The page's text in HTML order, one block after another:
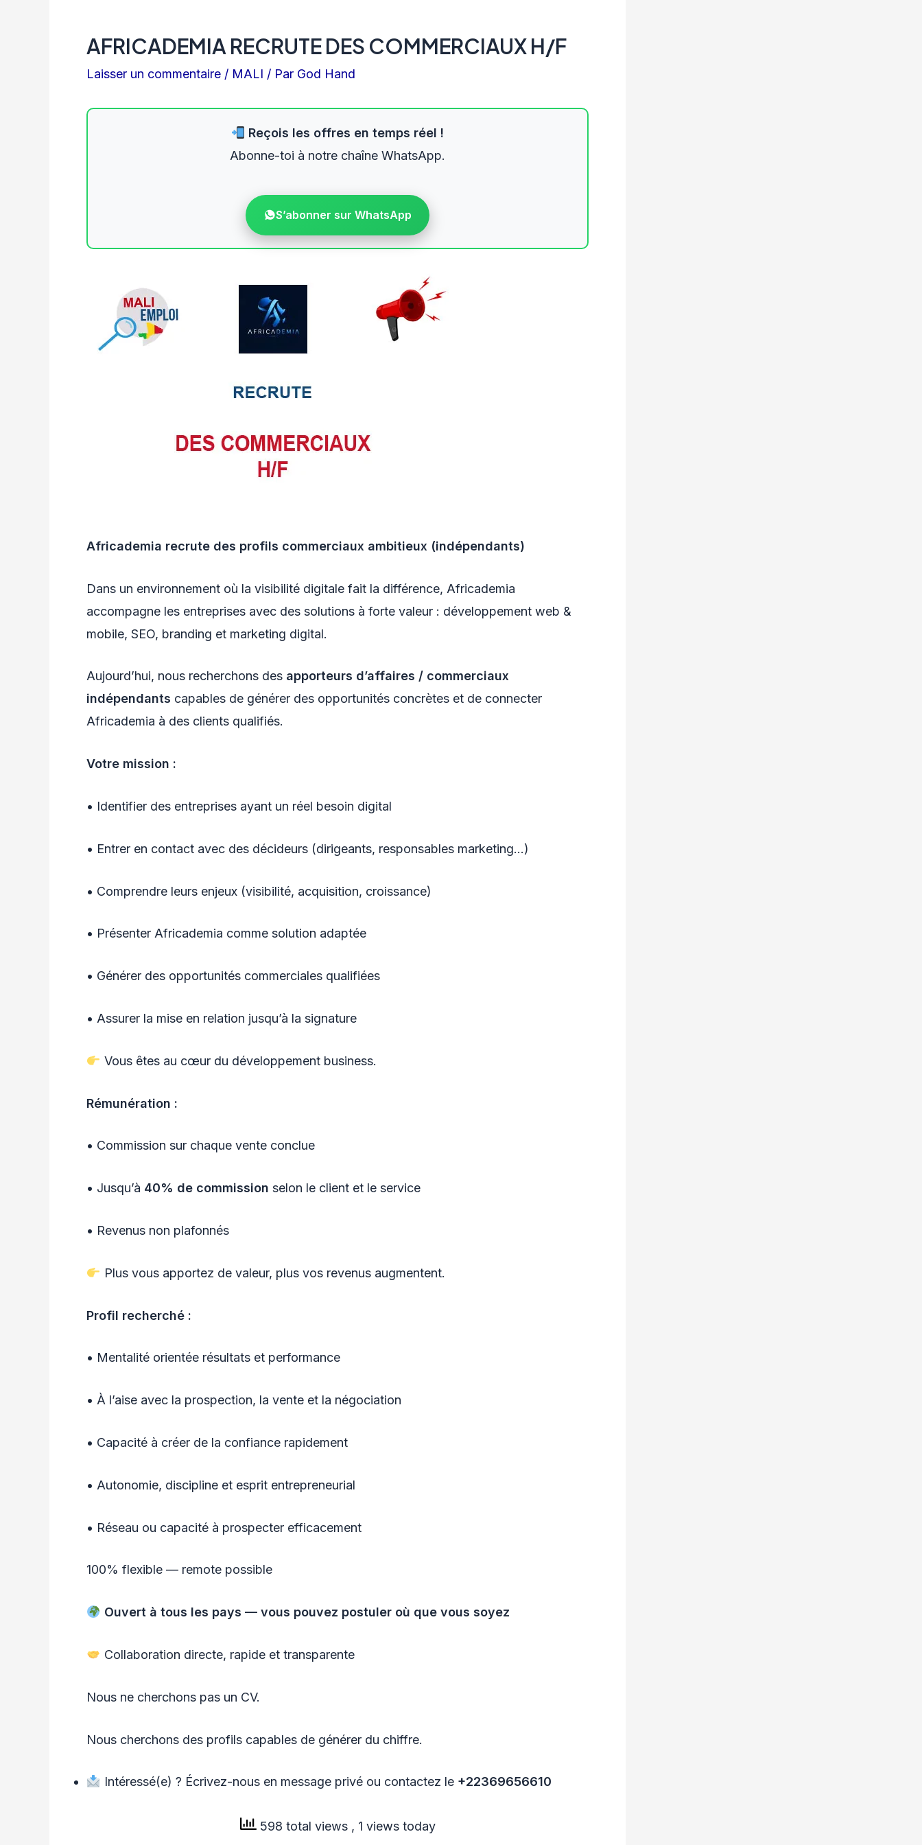
AFRICADEMIA RECRUTE DES COMMERCIAUX H/F
Laisser un commentaire / MALI / Par God Hand
Reçois les offres en temps réel !
Abonne-toi à notre chaîne WhatsApp.
S’abonner sur WhatsApp
Africademia recrute des profils commerciaux ambitieux (indépendants)
Dans un environnement où la visibilité digitale fait la différence, Africademia
accompagne les entreprises avec des solutions à forte valeur : développement web &
mobile, SEO, branding et marketing digital.
Aujourd’hui, nous recherchons des apporteurs d’affaires / commerciaux
indépendants capables de générer des opportunités concrètes et de connecter
Africademia à des clients qualifiés.
Votre mission :
• Identifier des entreprises ayant un réel besoin digital
• Entrer en contact avec des décideurs (dirigeants, responsables marketing…)
• Comprendre leurs enjeux (visibilité, acquisition, croissance)
• Présenter Africademia comme solution adaptée
• Générer des opportunités commerciales qualifiées
• Assurer la mise en relation jusqu’à la signature
Vous êtes au cœur du développement business.
Rémunération :
• Commission sur chaque vente conclue
• Jusqu’à 40% de commission selon le client et le service
• Revenus non plafonnés
Plus vous apportez de valeur, plus vos revenus augmentent.
Profil recherché :
• Mentalité orientée résultats et performance
• À l’aise avec la prospection, la vente et la négociation
• Capacité à créer de la confiance rapidement
• Autonomie, discipline et esprit entrepreneurial
• Réseau ou capacité à prospecter efficacement
100% flexible — remote possible
Ouvert à tous les pays — vous pouvez postuler où que vous soyez
Collaboration directe, rapide et transparente
Nous ne cherchons pas un CV.
Nous cherchons des profils capables de générer du chiffre.
Intéressé(e) ? Écrivez-nous en message privé ou contactez le +22369656610
598 total views , 1 views today